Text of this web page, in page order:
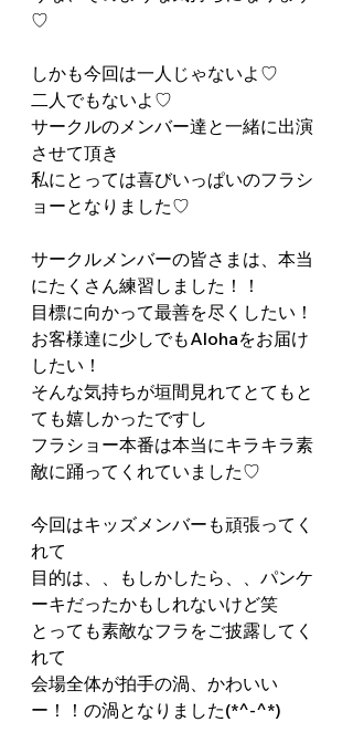
♡
しかも今回は一人じゃないよ♡
二人でもないよ♡
サークルのメンバー達と一緒に出演
させて頂き
私にとっては喜びいっぱいのフラシ
ョーとなりました♡
サークルメンバーの皆さまは、本当
にたくさん練習しました！！
目標に向かって最善を尽くしたい！
お客様達に少しでもAlohaをお届け
したい！
そんな気持ちが垣間見れてとてもと
ても嬉しかったですし
フラショー本番は本当にキラキラ素
敵に踊ってくれていました♡
今回はキッズメンバーも頑張ってく
れて
目的は、、もしかしたら、、パンケ
ーキだったかもしれないけど笑
とっても素敵なフラをご披露してく
れて
会場全体が拍手の渦、かわいい
ー！！の渦となりました(*^-^*)